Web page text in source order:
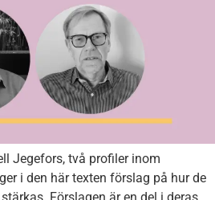
Jegefors, två profiler inom
i den här texten förslag på hur de